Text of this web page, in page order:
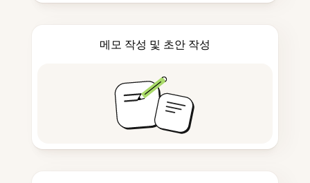
메모 작성 및 초안 작성